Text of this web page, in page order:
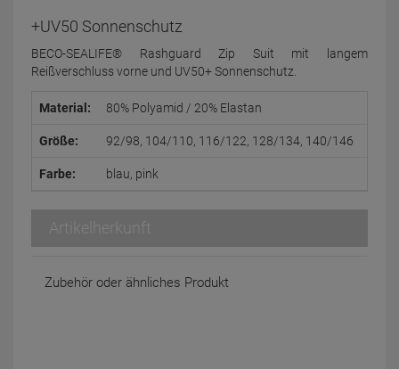
+UV50 Sonnenschutz
BECO-SEALIFE® Rashguard Zip Suit mit langem
Reißverschluss vorne und UV50+ Sonnenschutz.
Material: 80% Polyamid / 20% Elastan
Größe: 92/98, 104/110, 116/122, 128/134, 140/146
Farbe: blau, pink
Artikelherkunft
Zubehör oder ähnliches Produkt